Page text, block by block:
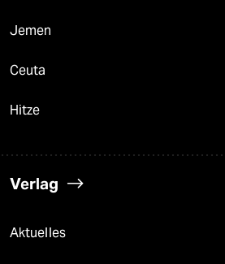
Jemen
Ceuta
Hitze
Verlag
Aktuelles